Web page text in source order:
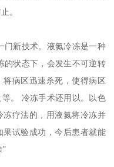
。
门新技术。液氮冷冻是一种
的状态下，会发生不可逆转
病区迅速杀死，使得病区
。 冷冻手术还用以。以色
冻疗法的，用液氮将冷冻并
果试验成功，今后患者就能